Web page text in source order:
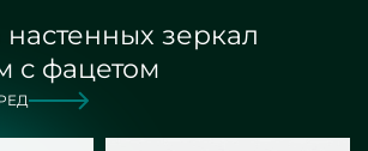
зеркал
с фацетом